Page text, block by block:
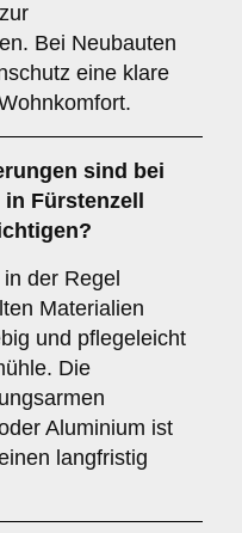
Bei Neubauten
eine klare
sind bei
Fürstenzell
der Regel
Materialien
und pflegeleicht
Die
Aluminium ist
langfristig